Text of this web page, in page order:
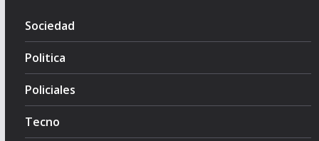
Sociedad
Politica
Policiales
Tecno